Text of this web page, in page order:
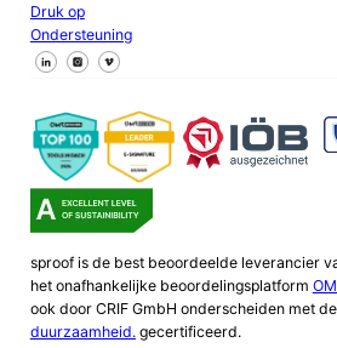
Druk op
Ondersteuning
Volg ons op Facebook
Volg ons op X
Volg ons op LinkedIn
sproof is de best beoordeelde leverancier
het onafhankelijke beoordelingsplatform
ook door CRIF GmbH onderscheiden met de
duurzaamheid.gecertificeerd.